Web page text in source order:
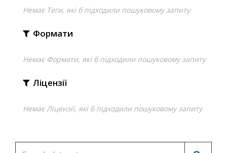
Немає Теги, які б підходили пошуковому запиту
Формати
Немає Формати, які б підходили пошуковому запиту
Ліцензії
Немає Ліцензії, які б підходили пошуковому запиту